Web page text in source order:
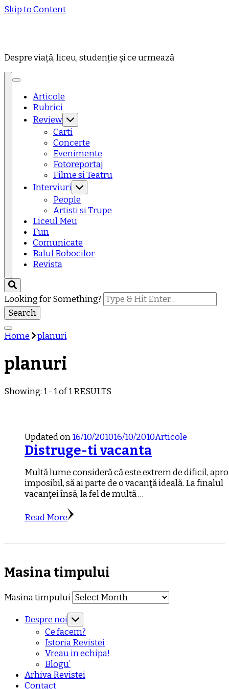
Skip to Content
Despre viață, liceu, studenție și ce urmează
Articole
Rubrici
Review
Carti
Concerte
Evenimente
Fotoreportaj
Filme si Teatru
Interviuri
People
Artisti si Trupe
Liceul Meu
Fun
Comunicate
Balul Bobocilor
Revista
Looking for Something?
Home planuri
planuri
Showing: 1 - 1 of 1 RESULTS
Updated on16/10/201016/10/2010Articole
Distruge-ti vacanta
Multă lume consideră că este extrem de dificil,
imposibil, să ai parte de o vacanţă ideală. La finalul
vacanţei însă, la fel de multă …
Read More
Masina timpului
Masina timpului
Despre noi
Ce facem?
Istoria Revistei
Vreau in echipa!
Blogu’
Arhiva Revistei
Contact